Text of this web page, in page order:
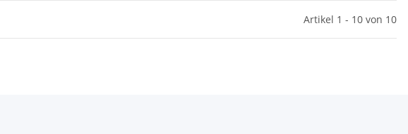
Artikel 1 - 10 von 10